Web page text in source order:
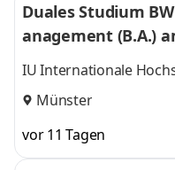
Duales Studium
anagement (B.A.)
IU Internationale
Münster
vor 11 Tagen